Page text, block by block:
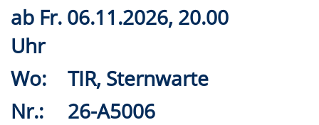
ab Fr. 06.11.2026, 20.00
Uhr
Wo:
TIR, Sternwarte
Nr.:
26-A5006